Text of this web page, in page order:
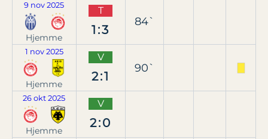
9 nov 2025
Hjemme
T
1:3
84`
1 nov 2025
Hjemme
V
2:1
90`
26 okt 2025
Hjemme
V
2:0